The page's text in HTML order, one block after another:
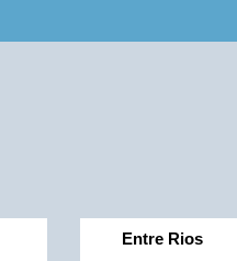
Entre Rios